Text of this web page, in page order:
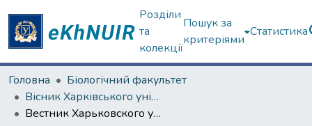
Розділи
та
колекції
Пошук за
критеріями
Статистика
Головна
Біологічний факультет
Вісник Харківського університету. "Біологія"
Вестник Харьковского университета. № 211. Флористика, физиология и иммунитет растений